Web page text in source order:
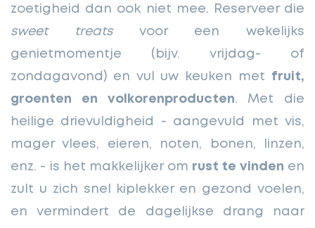
zoetigheid dan ook niet mee. Reserveer die
sweet treatsvoor een wekelijks
genietmomentje (bijv. vrijdag- of
zondagavond) en vul uw keuken met fruit,
groenten en volkorenproducten. Met die
heilige drievuldigheid - aangevuld met vis,
mager vlees, eieren, noten, bonen, linzen,
enz. - is het makkelijker om rust te vinden en
zult u zich snel kiplekker en gezond voelen,
en vermindert de dagelijkse drang naar